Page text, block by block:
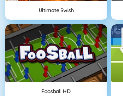
Ultimate Swish
Foosball HD